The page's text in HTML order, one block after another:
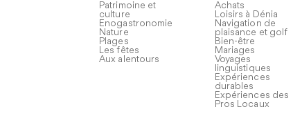
Patrimoine et
culture
Enogastronomie
Nature
Plages
Les fêtes
Aux alentours
Achats
Loisirs à Dénia
Navigation de
plaisance et golf
Bien-être
Mariages
Voyages
linguistiques
Expériences
durables
Expériences des
Pros Locaux